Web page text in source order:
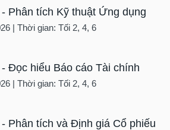
Phân tích Kỹ thuật Ứng dụng
| Thời gian: Tối 2, 4, 6
Đọc hiểu Báo cáo Tài chính
| Thời gian: Tối 2, 4, 6
Phân tích và Định giá Cổ phiếu